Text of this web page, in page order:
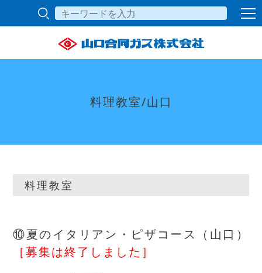
料理教室/山口
料理教室
⑩夏のイタリアン・ピザコース（山口）
［募集は終了しました］